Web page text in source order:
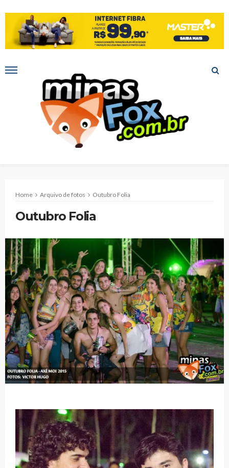
Home Arquivo de fotos Outubro Folia
Outubro Folia